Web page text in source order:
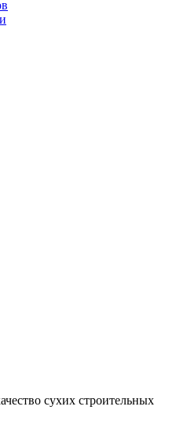
сухих строительных